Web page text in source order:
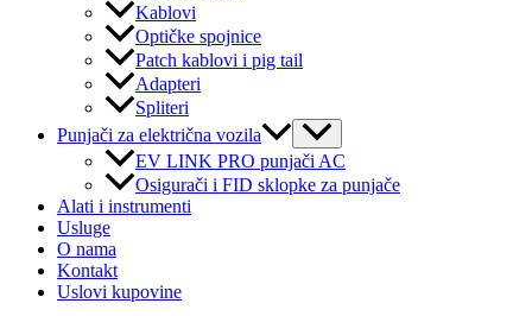
Kablovi
Optičke spojnice
Patch kablovi i pig tail
Adapteri
Spliteri
Punjači za električna vozila
Menu
Toggle
EV LINK PRO punjači AC
Osigurači i FID sklopke za punjače
Alati i instrumenti
Usluge
O nama
Kontakt
Uslovi kupovine